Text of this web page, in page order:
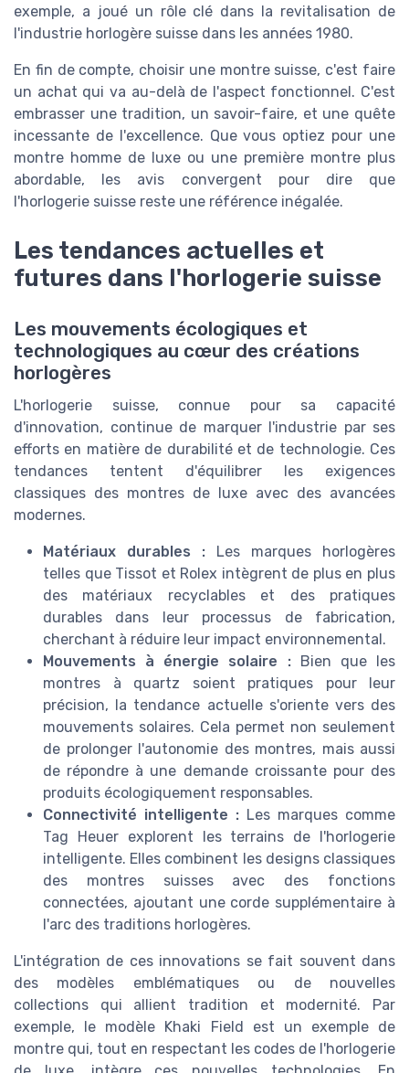
exemple, a joué un rôle clé dans la revitalisation de
l'industrie horlogère suisse dans les années 1980.
En fin de compte, choisir une montre suisse, c'est faire
un achat qui va au-delà de l'aspect fonctionnel. C'est
embrasser une tradition, un savoir-faire, et une quête
incessante de l'excellence. Que vous optiez pour une
montre homme de luxe ou une première montre plus
abordable, les avis convergent pour dire que
l'horlogerie suisse reste une référence inégalée.
Les tendances actuelles et
futures dans l'horlogerie suisse
Les mouvements écologiques et
technologiques au cœur des créations
horlogères
L'horlogerie suisse, connue pour sa capacité
d'innovation, continue de marquer l'industrie par ses
efforts en matière de durabilité et de technologie. Ces
tendances tentent d'équilibrer les exigences
classiques des montres de luxe avec des avancées
modernes.
Matériaux durables : Les marques horlogères
telles que Tissot et Rolex intègrent de plus en plus
des matériaux recyclables et des pratiques
durables dans leur processus de fabrication,
cherchant à réduire leur impact environnemental.
Mouvements à énergie solaire :Bien que les
montres à quartz soient pratiques pour leur
précision, la tendance actuelle s'oriente vers des
mouvements solaires. Cela permet non seulement
de prolonger l'autonomie des montres, mais aussi
de répondre à une demande croissante pour des
produits écologiquement responsables.
Connectivité intelligente : Les marques comme
Tag Heuer explorent les terrains de l'horlogerie
intelligente. Elles combinent les designs classiques
des montres suisses avec des fonctions
connectées, ajoutant une corde supplémentaire à
l'arc des traditions horlogères.
L'intégration de ces innovations se fait souvent dans
des modèles emblématiques ou de nouvelles
collections qui allient tradition et modernité. Par
exemple, le modèle Khaki Field est un exemple de
montre qui, tout en respectant les codes de l'horlogerie